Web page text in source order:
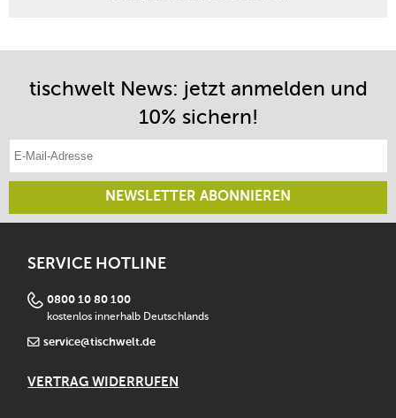
tischwelt News: jetzt anmelden und
10% sichern!
NEWSLETTER ABONNIEREN
SERVICE HOTLINE
0800 10 80 100
kostenlos innerhalb Deutschlands
service@tischwelt.de
VERTRAG WIDERRUFEN